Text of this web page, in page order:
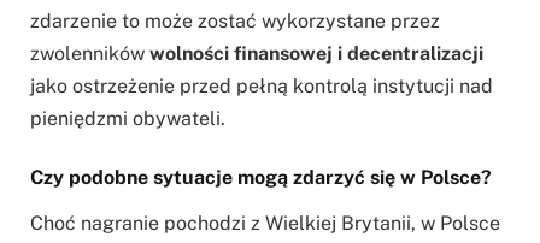
zdarzenie to może zostać wykorzystane przez
zwolenników wolności finansowej i decentralizacji
jako ostrzeżenie przed pełną kontrolą instytucji nad
pieniędzmi obywateli.
Czy podobne sytuacje mogą zdarzyć się w Polsce?
Choć nagranie pochodzi z Wielkiej Brytanii, w Polsce